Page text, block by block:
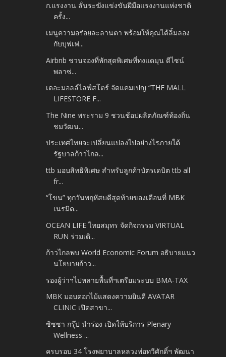
ก.แรงงาน ลั่นระฆังแข่งขันฝีมือแรงงานแห่งชาติ
ครั้ง...
เมนูความอร่อยละลานตา พร้อมให้คุณได้ลิ้มลอง
กับบุฟเฟ...
Airbnb ชวนจองที่พักสุดพิเศษที่ทงแดมุน ดีไซน์
พลาซ่...
เดอะมอลล์ไลฟ์สโตร์ จัดแคมเปญ “THE MALL
LIFESTORE F...
The Nine พระราม 9 ชวนช้อปผลิตภัณฑ์ท้องถิ่น
ชมวัฒน...
ประเทศไทยจะเปลี่ยนแปลงไปอย่างไรภายใต้
รัฐบาลก้าวไกล...
ttb มอบสิทธิพิเศษ สำหรับลูกค้าบัตรเดบิต ttb all
fr...
“โขน” ทุกวันพฤหัสบดีสุดท้ายของเดือนที่ MBK
เนรมิต...
OCEAN LIFE ไทยสมุทร จัดกิจกรรม VIRTUAL
RUN ร่วมเดิ...
ก้าวไกลพบ World Economic Forum อธิบายแนว
นโยบายก้าว...
รองผู้ว่าฯไปหลายพื้นที่ฯเตรียมระบบ BMA-TAX
MBK มอบดอกไม้แสดงความยินดี AVATAR
CLINIC เปิดสาขา...
ซิซซา กรุ๊ป นำร่อง เปิดให้บริการ Plenary
Wellness ...
ครบรอบ 34 โรงพยาบาลหลวงพ่อทวีศักดิ์ฯ พัฒนา